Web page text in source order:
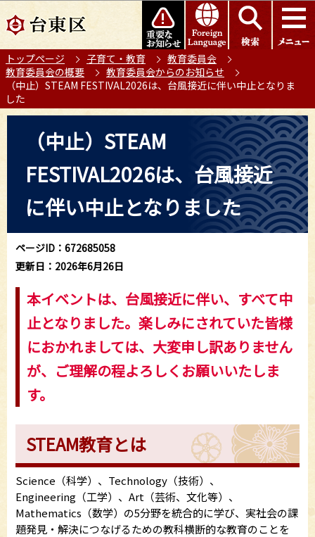
の
ー
ジ
の
先
このページの本文へ移動
トップページ 子育て・教育
教育委員会
教育委員会の概要
教育委員会からのお知らせ
（中止）STEAM FESTIVAL2026は、台風接近に伴い中止となりま
した
（中止）STEAM
FESTIVAL2026は、台風接近
に伴い中止となりました
ページID：672685058
更新日：2026年6月26日
本イベントは、台風接近に伴い、すべて中
止となりました。楽しみにされていた皆様
におかれましては、大変申し訳ありません
が、ご理解の程よろしくお願いいたしま
す。
STEAM教育とは
Science（科学）、Technology（技術）、
Engineering（工学）、Art（芸術、文化等）、
Mathematics（数学）の5分野を統合的に学び、実社会の課
題発見・解決につなげるための教科横断的な教育のことを